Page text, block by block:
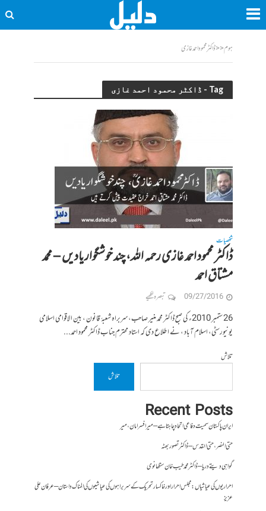
ہوم<<ڈاکٹر محمود احمد غازی
Tag - ڈاکٹر محمود احمد غازی
شخصیات
ڈاکٹر محمود احمد غازی رحمہ اللہ، چند خوشگوار یادیں – محمد
مشتاق احمد
09/27/2016 تبصرہ لکھیے
26 ستمبر 2010ء کی صبح ڈاکٹر محمد منیر صاحب، سربراہ شعبۂ قانون ، بین الاقوامی اسلامی
یونیورسٹی، اسلام آباد ، نے اطلاع دی کہ استاد محترم جناب ڈاکٹر محمود احمد...
تلاش
تلاش
Recent Posts
ایران پاکستان سمیت دفاعی اتحاد چاہتا ہے – میر افسر امان،میر
حتی النصر ، حتی القدس – ڈاکٹر تصور بھٹہ
گواہی دیتے دریا – ڈاکٹر محمد طیب خان سنگھانوی
احراریوں کی عیاشیاں : مجلس احرار اور خاکسار تحریک کے سربراہوں کی عیاشیوں کی المناک داستان – عرفان علی
عزیز